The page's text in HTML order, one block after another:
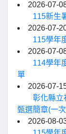
2026-07-
115新生
2026-07-
115學年
2026-07-
114學年
單
2026-07-
彰化縣立
甄選簡章(一
2026-08-